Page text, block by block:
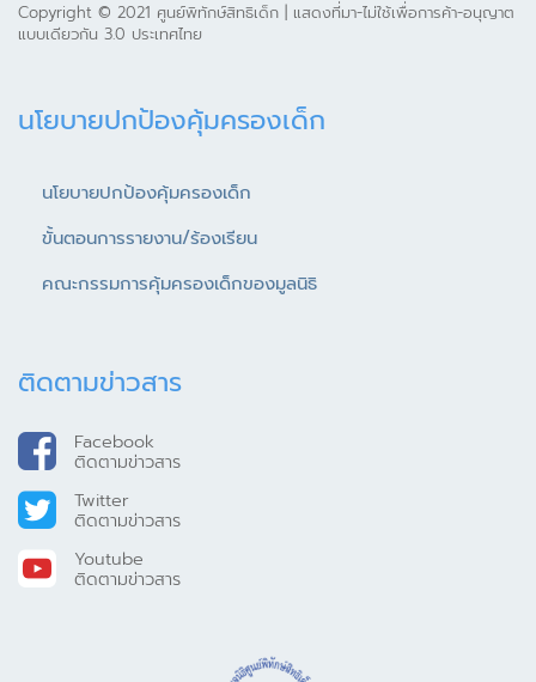
Copyright © 2021 ศูนย์พิทักษ์สิทธิเด็ก | แสดงที่มา-ไม่ใช้เพื่อการค้า-อนุญาต
แบบเดียวกัน 3.0 ประเทศไทย
นโยบายปกป้องคุ้มครองเด็ก
นโยบายปกป้องคุ้มครองเด็ก
ขั้นตอนการรายงาน/ร้องเรียน
คณะกรรมการคุ้มครองเด็กของมูลนิธิ
ติดตามข่าวสาร
Facebook
ติดตามข่าวสาร
Twitter
ติดตามข่าวสาร
Youtube
ติดตามข่าวสาร